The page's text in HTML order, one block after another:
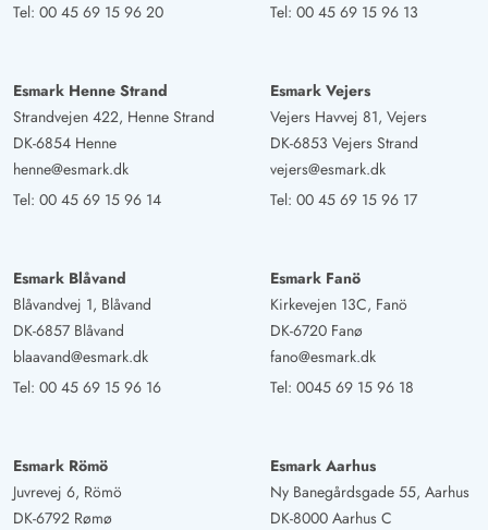
Tel: 00 45 69 15 96 20
Tel: 00 45 69 15 96 13
Esmark Henne Strand
Strandvejen 422, Henne Strand
DK-6854 Henne
henne@esmark.dk
Tel: 00 45 69 15 96 14
Esmark Vejers
Vejers Havvej 81, Vejers
DK-6853 Vejers Strand
vejers@esmark.dk
Tel: 00 45 69 15 96 17
Esmark Blåvand
Blåvandvej 1, Blåvand
DK-6857 Blåvand
blaavand@esmark.dk
Tel: 00 45 69 15 96 16
Esmark Fanö
Kirkevejen 13C, Fanö
DK-6720 Fanø
fano@esmark.dk
Tel: 0045 69 15 96 18
Esmark Römö
Juvrevej 6, Römö
DK-6792 Rømø
Esmark Aarhus
Ny Banegårdsgade 55, Aarhus
DK-8000 Aarhus C